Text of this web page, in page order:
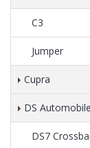
C3
Jumper
Cupra
DS Automobile
DS7